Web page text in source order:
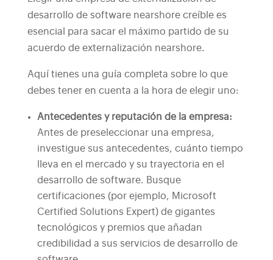
desarrollo de software nearshore creíble es
esencial para sacar el máximo partido de su
acuerdo de externalización nearshore.
Aquí tienes una guía completa sobre lo que
debes tener en cuenta a la hora de elegir uno:
Antecedentes y reputación de la empresa:
Antes de preseleccionar una empresa,
investigue sus antecedentes, cuánto tiempo
lleva en el mercado y su trayectoria en el
desarrollo de software. Busque
certificaciones (por ejemplo, Microsoft
Certified Solutions Expert) de gigantes
tecnológicos y premios que añadan
credibilidad a sus servicios de desarrollo de